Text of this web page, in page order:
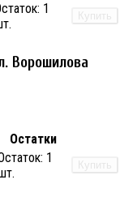
1
Купить
Ворошилова
Остатки
1
Купить